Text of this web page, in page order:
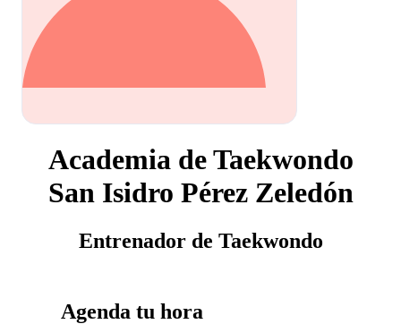
Academia de Taekwondo
San Isidro Pérez Zeledón
Entrenador de Taekwondo
Agenda tu hora